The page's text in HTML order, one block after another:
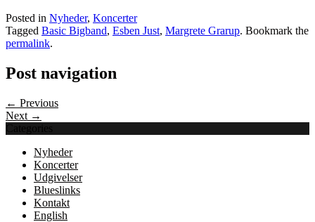
new
window)
new
window)
Posted in Nyheder, Koncerter
Tagged Basic Bigband, Esben Just, Margrete Grarup. Bookmark the
permalink.
Post navigation
← Previous
Next →
Categories
Nyheder
Koncerter
Udgivelser
Blueslinks
Kontakt
English